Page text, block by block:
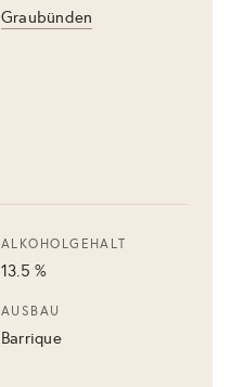
Graubünden
ALKOHOLGEHALT
13.5 %
AUSBAU
Barrique